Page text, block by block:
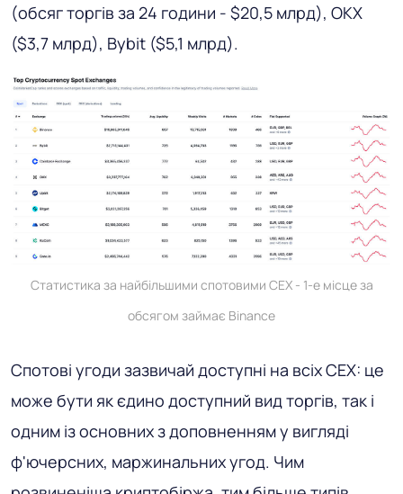
(обсяг торгів за 24 години - $20,5 млрд), OKX
($3,7 млрд), Bybit ($5,1 млрд).
Статистика за найбільшими спотовими CEX - 1-е місце за
обсягом займає Binance
Спотові угоди зазвичай доступні на всіх CEX: це
може бути як єдино доступний вид торгів, так і
одним із основних з доповненням у вигляді
ф'ючерсних, маржинальних угод. Чим